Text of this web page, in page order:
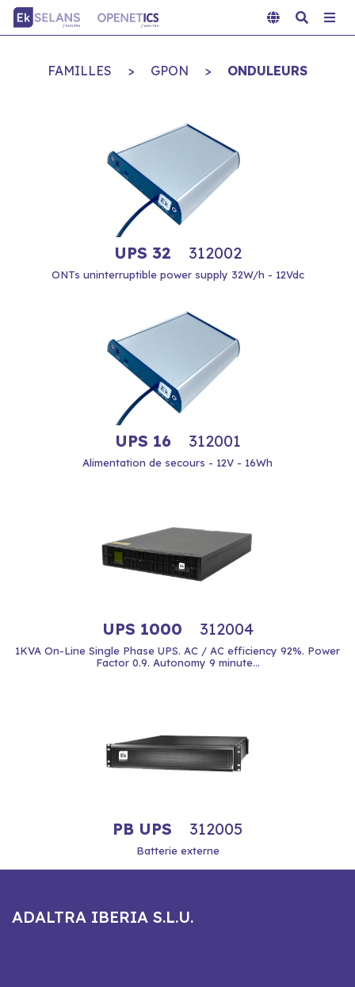
FAMILLES > GPON > ONDULEURS
UPS 32 312002
ONTs uninterruptible power supply 32W/h - 12Vdc
UPS 16 312001
Alimentation de secours - 12V - 16Wh
UPS 1000 312004
1KVA On-Line Single Phase UPS. AC / AC efficiency 92%. Power
Factor 0.9. Autonomy 9 minute...
PB UPS 312005
Batterie externe
ADALTRA IBERIA S.L.U.